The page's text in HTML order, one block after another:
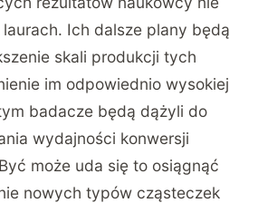
Ich dalsze plany będą
skali produkcji tych
im odpowiednio wysokiej
badacze będą dążyli do
wydajności konwersji
może uda się to osiągnąć
nowych typów cząsteczek